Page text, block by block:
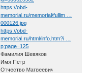
https://obd-
memorial.ru/memorial/fullim …
000126.jpg
https://obd-
memorial.ru/html/info.htm?i …
p;page=125
Фамилия Шевяков
Имя Петр
Отчество Матвеевич